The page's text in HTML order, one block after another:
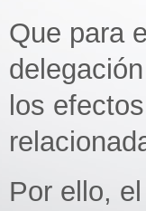
Que para
los
Por ello,